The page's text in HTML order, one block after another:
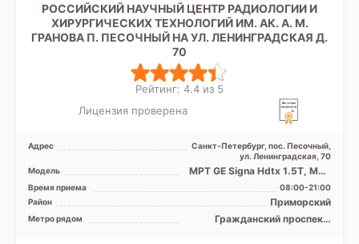
РОССИЙСКИЙ НАУЧНЫЙ ЦЕНТР РАДИОЛОГИИ И
ХИРУРГИЧЕСКИХ ТЕХНОЛОГИЙ ИМ. АК. А. М.
ГРАНОВА П. ПЕСОЧНЫЙ НА УЛ. ЛЕНИНГРАДСКАЯ Д.
70
Рейтинг: 4.4 из 5
Лицензия проверена
Адрес
Санкт-Петербург, пос. Песочный,
ул. Ленинградская, 70
Модель
МРТ GE Signa Hdtx 1.5T, МРТ
Toshiba Titan Vantage 1.5T,
МРТ Toshiba Ti ...
Время приема
08:00-21:00
Район
Приморский
Метро рядом
Гражданский проспект,